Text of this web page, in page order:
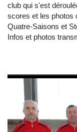
club qui s'est
scores et les photos
Quatre-Saisons et
Infos et photos